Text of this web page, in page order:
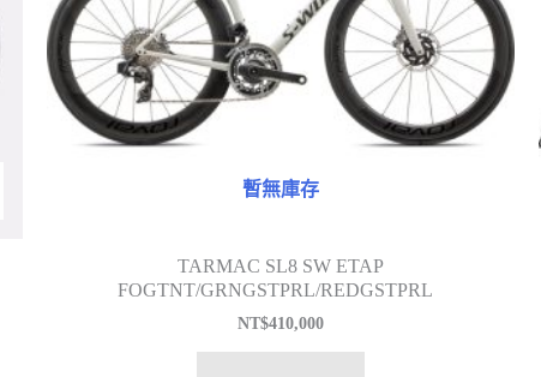
暫無庫存
TARMAC SL8 SW ETAP
FOGTNT/GRNGSTPRL/REDGSTPRL
NT$410,000